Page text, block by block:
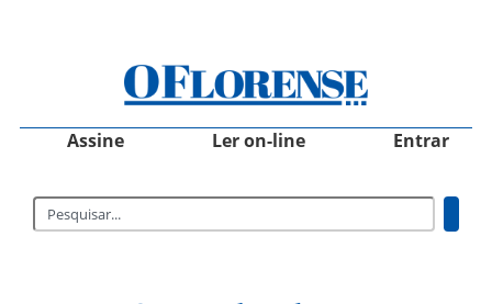
Assine Ler on-line Entrar